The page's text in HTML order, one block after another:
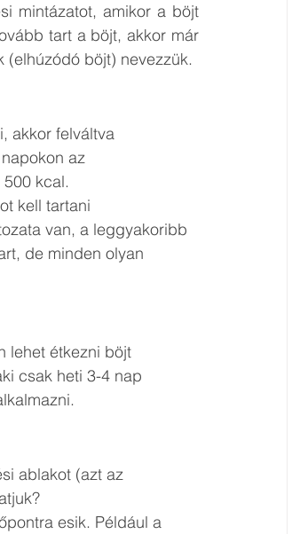
mintázatot, amikor a böjt
tart a böjt, akkor már
(elhúzódó böjt) nevezzük.
az
kcal.
kell tartani
de minden olyan
lehet étkezni böjt
csak heti 3-4 nap
ablakot (azt az
esik. Például a